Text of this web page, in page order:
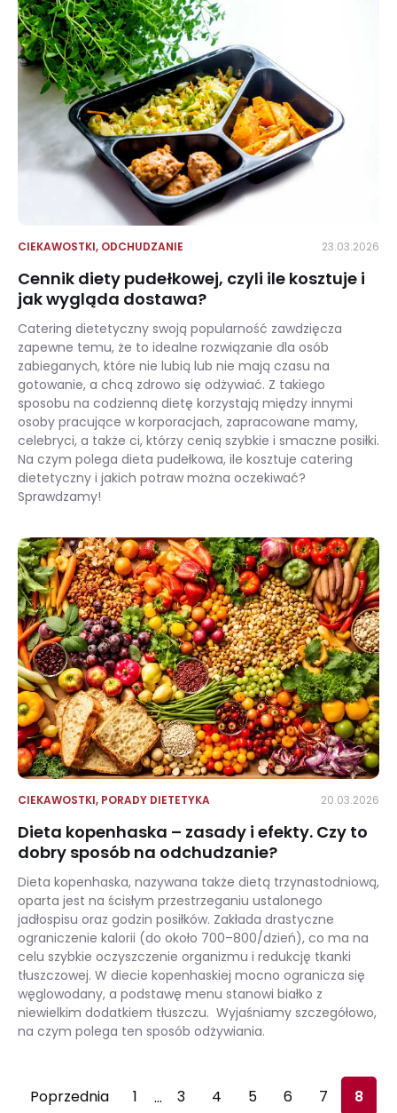
CIEKAWOSTKI, ODCHUDZANIE 23.03.2026
​​Cennik diety pudełkowej, czyli ile kosztuje i
jak wygląda dostawa?
Catering dietetyczny swoją popularność zawdzięcza
zapewne temu, że to idealne rozwiązanie dla osób
zabieganych, które nie lubią lub nie mają czasu na
gotowanie, a chcą zdrowo się odżywiać. Z takiego
sposobu na codzienną dietę korzystają między innymi
osoby pracujące w korporacjach, zapracowane mamy,
celebryci, a także ci, którzy cenią szybkie i smaczne posiłki.
Na czym polega dieta pudełkowa, ile kosztuje catering
dietetyczny i jakich potraw można oczekiwać?
Sprawdzamy!
CIEKAWOSTKI, PORADY DIETETYKA 20.03.2026
Dieta kopenhaska – zasady i efekty. Czy to
dobry sposób na odchudzanie?
Dieta kopenhaska, nazywana także dietą trzynastodniową,
oparta jest na ścisłym przestrzeganiu ustalonego
jadłospisu oraz godzin posiłków. Zakłada drastyczne
ograniczenie kalorii (do około 700–800/dzień), co ma na
celu szybkie oczyszczenie organizmu i redukcję tkanki
tłuszczowej. W diecie kopenhaskiej mocno ogranicza się
węglowodany, a podstawę menu stanowi białko z
niewielkim dodatkiem tłuszczu. Wyjaśniamy szczegółowo,
na czym polega ten sposób odżywiania.
Poprzednia 1 … 3 4 5 6 7
8